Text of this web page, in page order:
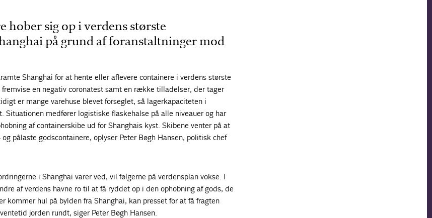
hober sig op i verdens største
på grund af foranstaltninger mod
Shanghai for at hente eller aflevere containere i verdens største
en negativ coronatest samt en række tilladelser, der tager
er mange varehuse blevet forseglet, så lagerkapaciteten i
Situationen medfører logistiske flaskehalse på alle niveauer og har
af containerskibe ud for Shanghais kyst. Skibene venter på at
pålaste godscontainere, oplyser Peter Bøgh Hansen, politisk chef
i Shanghai varer ved, vil følgerne på verdensplan vokse. I
af verdens havne ro til at få ryddet op i den ophobning af gods, de
kommer hul på bylden fra Shanghai, kan presset for at få fragten
jorden rundt, siger Peter Bøgh Hansen.